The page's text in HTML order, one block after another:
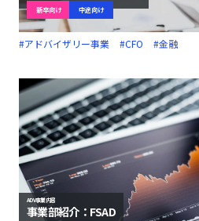
新卒向け 中途向け
#アドバイザリー事業 #CFO #金融
ADV事業内容
事業部紹介：FSAD